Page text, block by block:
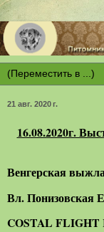
21 авг. 2020 г.
16.08.2020г.
Венгерская
Вл. Понизовская
COSTAL FLIGHT